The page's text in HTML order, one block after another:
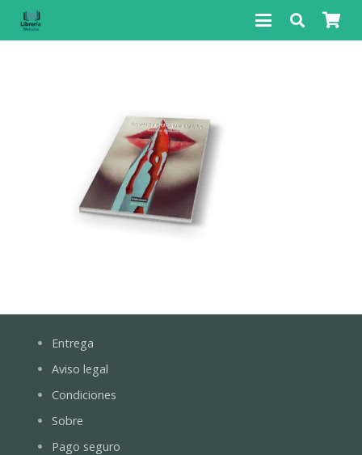
Entrega
Aviso legal
Condiciones
Sobre
Pago seguro